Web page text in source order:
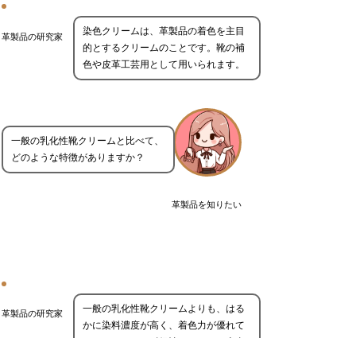
革製品の研究家
染色クリームは、革製品の着色を主目
的とするクリームのことです。靴の補
色や皮革工芸用として用いられます。
革製品を知りたい
一般の乳化性靴クリームと比べて、
どのような特徴がありますか？
革製品の研究家
一般の乳化性靴クリームよりも、はる
かに染料濃度が高く、着色力が優れて